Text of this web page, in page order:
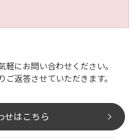
軽にお問い合わせください。
返答させていただきます。
せはこちら